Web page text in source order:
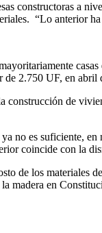
constructoras a
“Lo anterior
2.750 UF, en
construcción de
no es suficiente,
coincide con la
de los materiales
madera en